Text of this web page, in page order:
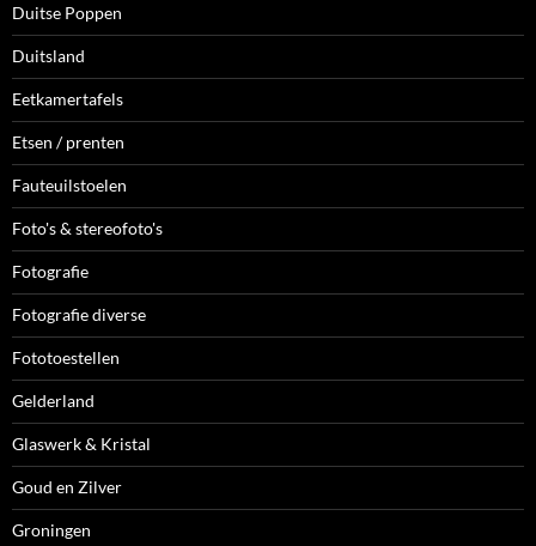
Duitse Poppen
Duitsland
Eetkamertafels
Etsen / prenten
Fauteuilstoelen
Foto's & stereofoto's
Fotografie
Fotografie diverse
Fototoestellen
Gelderland
Glaswerk & Kristal
Goud en Zilver
Groningen